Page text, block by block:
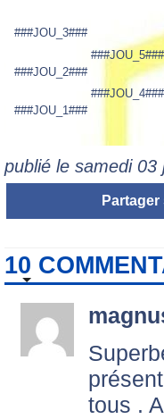
###JOU_3###
###JOU_5###
###JOU_2###
###JOU_4###
###JOU_1###
publié le samedi 03
10
tous .